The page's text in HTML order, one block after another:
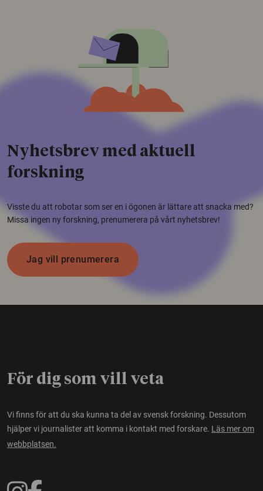
Nyhetsbrev med aktuell
forskning
Visste du att robotar som ser en i ögonen är lättare att snacka med?
Missa ingen ny forskning, prenumerera på vårt nyhetsbrev!
Jag vill prenumerera
För dig som vill veta
Vi finns för att du ska kunna ta del av svensk forskning. Dessutom
hjälper vi journalister att komma i kontakt med forskare. Läs mer om
webbplatsen.